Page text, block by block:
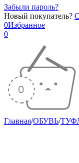
Забыли пароль?
Новый покупатель?
0Избранное
0
Главная/ОБУВЬ/